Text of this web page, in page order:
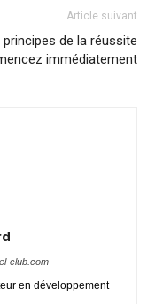
Article suivant
principes de la réussite
immédiatement
club.com
en développement